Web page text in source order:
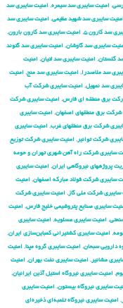
, امنیت سایبری سد سیمره, امنیت سایبری سد
امنیت سایبری سد شهید عظیمی, امنیت سایبری سد
سد کارون ۵ , امنیت سایبری سد کارون بارون,
سایبری سد گاوشان, امنیت سایبری سد گتوند
گلستان, امنیت سایبری سد لتیان, امنیت
سد ملاصدرا, امنیت سایبری سد منج, امنیت
سد نمهیل, امنیت سایبری شركت آب
برق منطقه ای فارس, امنیت سایبری شركت
شركت برق منطقهای اصفهان, امنیت سایبری
شركت برق منطقهای غرب, امنیت سایبری
شركت توانیر , امنیت سایبری شركت توزیع
سایبری شركت راه آهن شهری تهران و حومه
پروژههای نیروگاهی ایران, امنیت سایبری
سایبری شرکت فولاد مبارکه اصفهان, امنیت
سایبری شرکت ملی گاز , امنیت سایبری شرکت
سایبری صنایع پتروشیمی خلیج فارس, امنیت
, امنیت سایبری عسلویه, امنیت سایبری
, امنیت سایبری کشتیرانی کمباین‌سازی ایران,
دارویی سبحان, امنیت سایبری گروه مپنا, امنیت
مشانیر , امنیت سایبری نفت بهران, امنیت
, امنیت سایبری نیروگاه استیل آذین ایرانیان,
سایبری نیروگاه بیستون, امنیت سایبری
, امنیت سایبری نیروگاه تلمبه‌ای ذخیره‌ای